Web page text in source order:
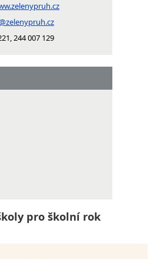
244 007 129
pro školní rok